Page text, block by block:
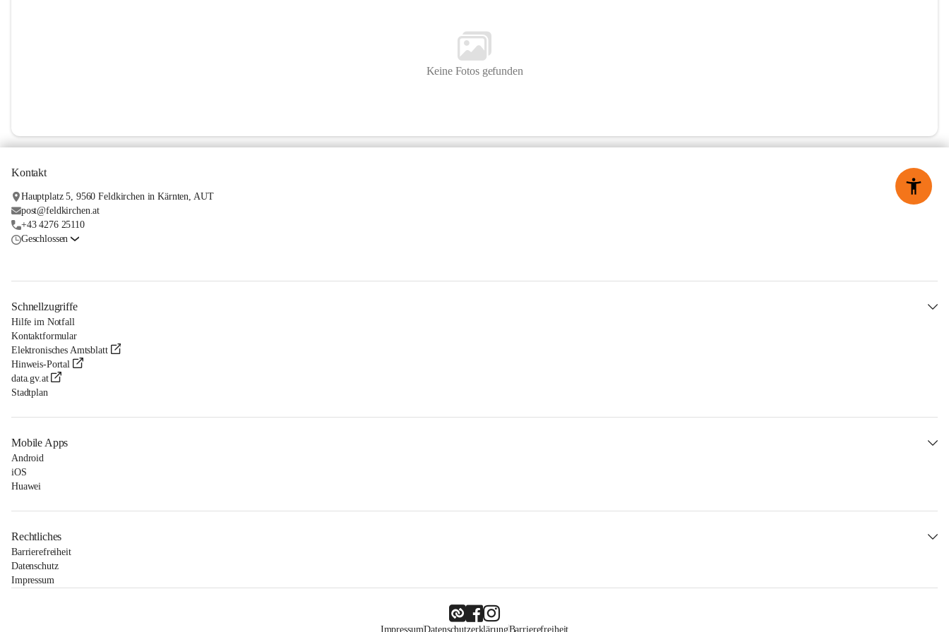
Keine Fotos gefunden
Kontakt
Hauptplatz 5, 9560 Feldkirchen in Kärnten, AUT
post@feldkirchen.at
+43 4276 25110
Geschlossen
Schnellzugriffe
Hilfe im Notfall
Kontaktformular
Elektronisches Amtsblatt
Hinweis-Portal
data.gv.at
Stadtplan
Mobile Apps
Android
iOS
Huawei
Rechtliches
Barrierefreiheit
Datenschutz
Impressum
ImpressumDatenschutzerklärungBarrierefreiheit